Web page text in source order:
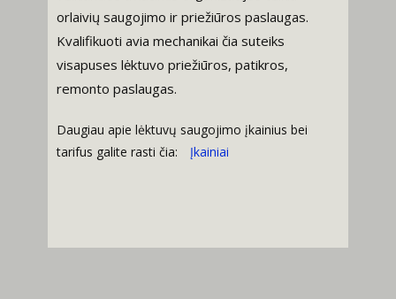
orlaivių saugojimo ir priežiūros paslaugas.
Kvalifikuoti avia mechanikai čia suteiks
visapuses lėktuvo priežiūros, patikros,
remonto paslaugas.
Daugiau apie lėktuvų saugojimo įkainius bei
tarifus galite rasti čia:
Įkainiai